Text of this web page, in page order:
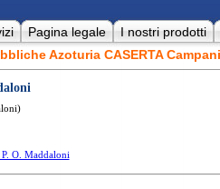
Pagina legale
I nostri prodotti
Azoturia CASERTA
O. Maddaloni